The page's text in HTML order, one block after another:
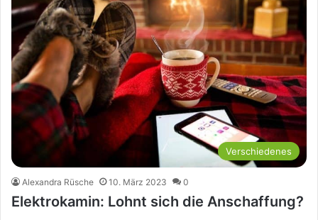
Verschiedenes
Alexandra Rüsche 10. März 2023 0
Elektrokamin: Lohnt sich die Anschaffung?